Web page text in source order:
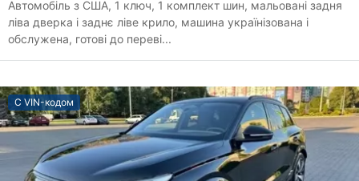
Автомобіль з США, 1 ключ, 1 комплект шин, мальовані задня
ліва дверка і заднє ліве крило, машина українізована і
обслужена, готові до переві...
С VIN-кодом